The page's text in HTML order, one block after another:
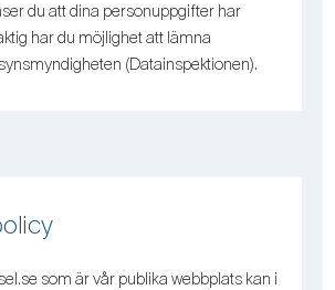
du att dina personuppgifter har
har du möjlighet att lämna
(Datainspektionen).
som är vår publika webbplats kan i